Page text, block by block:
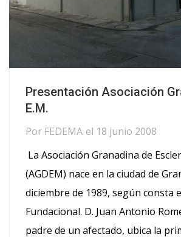
Presentación Asociación
E.M.
Por FEDEMA el 18 junio 2008
La Asociación Granadina de
(AGDEM) nace en la ciudad de
diciembre de 1989, según consta
Fundacional. D. Juan Antonio
padre de un afectado, ubica la